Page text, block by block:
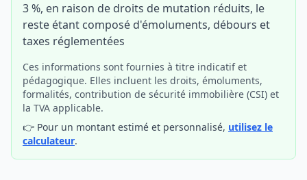
3 %, en raison de droits de mutation réduits, le
reste étant composé d'émoluments, débours et
taxes réglementées
Ces informations sont fournies à titre indicatif et
pédagogique. Elles incluent les droits, émoluments,
formalités, contribution de sécurité immobilière (CSI) et
la TVA applicable.
👉 Pour un montant estimé et personnalisé, utilisez le
calculateur.